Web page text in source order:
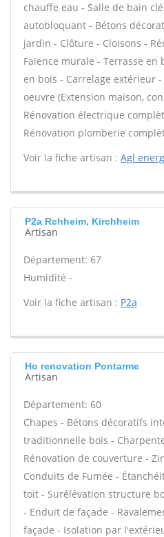
chauffe eau - Salle de bain
autobloquant - Bétons
jardin - Clôture - Cloisons -
Faïence murale - Terrasse en
en bois - Carrelage extérieur
oeuvre (Extension maison,
Rénovation électrique
Rénovation plomberie
Voir la fiche artisan : Agl
P2a Rchheim, Kirchheim
Artisan
Département: 67
Humidité -
Voir la fiche artisan : P2a
Ho renovation Pontarme
Artisan
Département: 60
Chapes - Bétons décoratifs
traditionnelle bois -
Rénovation de couverture -
Conduits de Fumée -
toit - Surélévation structure
- Enduit de façade -
façade - Isolation par